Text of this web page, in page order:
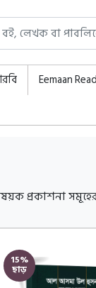
Eemaan
সমূহের
15%
ছাড়